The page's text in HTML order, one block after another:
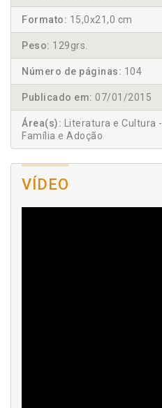
Formato: 15,0x21,0 cm
Peso: 129grs.
Número de páginas: 104
Publicado em: 07/01/2015
Área(s): Literatura e Cultura
Família e Adoção
VÍDEO